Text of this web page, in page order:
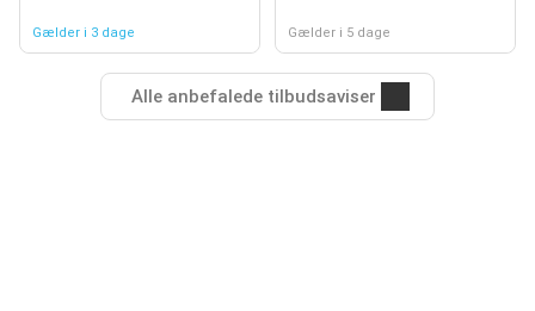
Gælder i 3 dage Gælder i 5 dage
Alle anbefalede tilbudsaviser